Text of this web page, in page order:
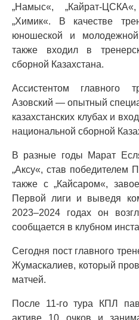
„Намыс«, „Кайрат-
„Химик«. В качестве
юношеской и
также входил в
сборной Казахстана.
Ассистентом главного
Азовский — опытный
казахстанских клубах и
национальной сборной
В разные годы Марат
„Аксу«, став победителем
также с „Кайсаром«,
Первой лиги и выведя
2023–2024 годах он
сообщается в клубном
Сегодня пост главного
Жумаскалиев, который
матчей.
После 11-го тура КПЛ